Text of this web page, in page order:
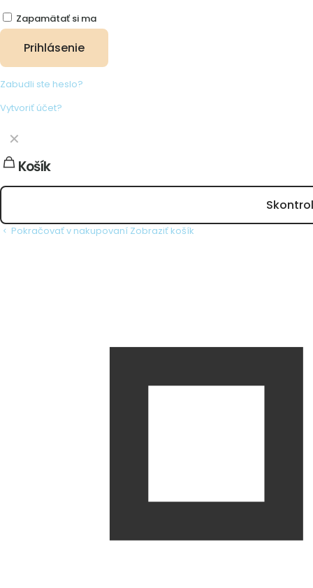
Zapamätať si ma
Prihlásenie
Zabudli ste heslo?
Vytvoriť účet?
✕
Košík
Pokračovať v nakupovaní Zobraziť košík